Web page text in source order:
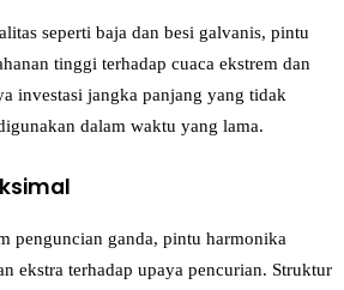
seperti baja dan besi galvanis, pintu
tinggi terhadap cuaca ekstrem dan
investasi jangka panjang yang tidak
dalam waktu yang lama.
penguncian ganda, pintu harmonika
ekstra terhadap upaya pencurian. Struktur